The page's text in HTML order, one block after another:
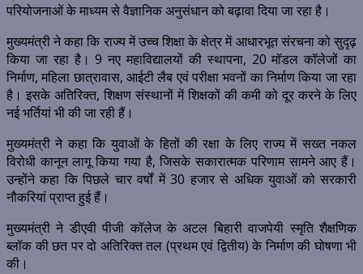
परियोजनाओं के माध्यम से वैज्ञानिक अनुसंधान को बढ़ावा दिया जा रहा है।
मुख्यमंत्री ने कहा कि राज्य में उच्च शिक्षा के क्षेत्र में आधारभूत संरचना को सुदृढ़
किया जा रहा है। 9 नए महाविद्यालयों की स्थापना, 20 मॉडल कॉलेजों का
निर्माण, महिला छात्रावास, आईटी लैब एवं परीक्षा भवनों का निर्माण किया जा रहा
है। इसके अतिरिक्त, शिक्षण संस्थानों में शिक्षकों की कमी को दूर करने के लिए
नई भर्तियां भी की जा रही हैं।
मुख्यमंत्री ने कहा कि युवाओं के हितों की रक्षा के लिए राज्य में सख्त नकल
विरोधी कानून लागू किया गया है, जिसके सकारात्मक परिणाम सामने आए हैं।
उन्होंने कहा कि पिछले चार वर्षों में 30 हजार से अधिक युवाओं को सरकारी
नौकरियां प्राप्त हुई हैं।
मुख्यमंत्री ने डीएवी पीजी कॉलेज के अटल बिहारी वाजपेयी स्मृति शैक्षणिक
ब्लॉक की छत पर दो अतिरिक्त तल (प्रथम एवं द्वितीय) के निर्माण की घोषणा भी
की।